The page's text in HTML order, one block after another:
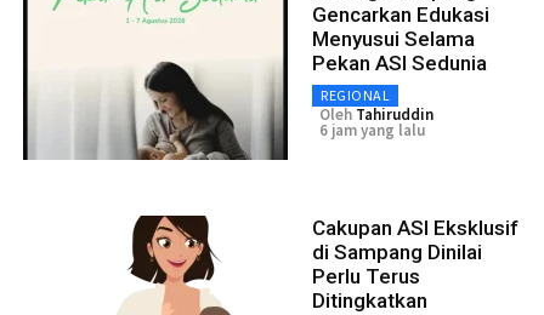
Gencarkan Edukasi
Menyusui Selama
Pekan ASI Sedunia
REGIONAL
Oleh Tahiruddin
6 jam yang lalu
Cakupan ASI Eksklusif
di Sampang Dinilai
Perlu Terus
Ditingkatkan